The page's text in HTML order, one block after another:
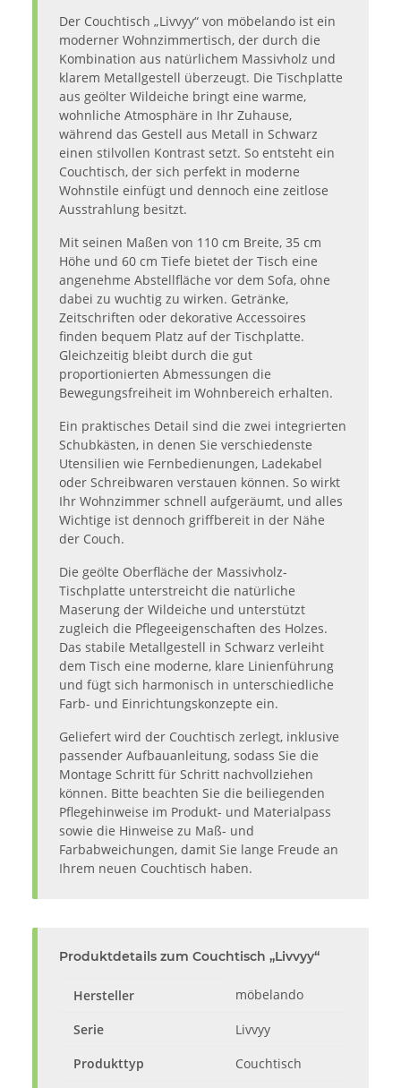
Der Couchtisch „Livvyy“ von möbelando ist ein
moderner Wohnzimmertisch, der durch die
Kombination aus natürlichem Massivholz und
klarem Metallgestell überzeugt. Die Tischplatte
aus geölter Wildeiche bringt eine warme,
wohnliche Atmosphäre in Ihr Zuhause,
während das Gestell aus Metall in Schwarz
einen stilvollen Kontrast setzt. So entsteht ein
Couchtisch, der sich perfekt in moderne
Wohnstile einfügt und dennoch eine zeitlose
Ausstrahlung besitzt.
Mit seinen Maßen von 110 cm Breite, 35 cm
Höhe und 60 cm Tiefe bietet der Tisch eine
angenehme Abstellfläche vor dem Sofa, ohne
dabei zu wuchtig zu wirken. Getränke,
Zeitschriften oder dekorative Accessoires
finden bequem Platz auf der Tischplatte.
Gleichzeitig bleibt durch die gut
proportionierten Abmessungen die
Bewegungsfreiheit im Wohnbereich erhalten.
Ein praktisches Detail sind die zwei integrierten
Schubkästen, in denen Sie verschiedenste
Utensilien wie Fernbedienungen, Ladekabel
oder Schreibwaren verstauen können. So wirkt
Ihr Wohnzimmer schnell aufgeräumt, und alles
Wichtige ist dennoch griffbereit in der Nähe
der Couch.
Die geölte Oberfläche der Massivholz-
Tischplatte unterstreicht die natürliche
Maserung der Wildeiche und unterstützt
zugleich die Pflegeeigenschaften des Holzes.
Das stabile Metallgestell in Schwarz verleiht
dem Tisch eine moderne, klare Linienführung
und fügt sich harmonisch in unterschiedliche
Farb- und Einrichtungskonzepte ein.
Geliefert wird der Couchtisch zerlegt, inklusive
passender Aufbauanleitung, sodass Sie die
Montage Schritt für Schritt nachvollziehen
können. Bitte beachten Sie die beiliegenden
Pflegehinweise im Produkt- und Materialpass
sowie die Hinweise zu Maß- und
Farbabweichungen, damit Sie lange Freude an
Ihrem neuen Couchtisch haben.
Produktdetails zum Couchtisch „Livvyy“
Hersteller möbelando
Serie
Livvyy
Produkttyp
Couchtisch